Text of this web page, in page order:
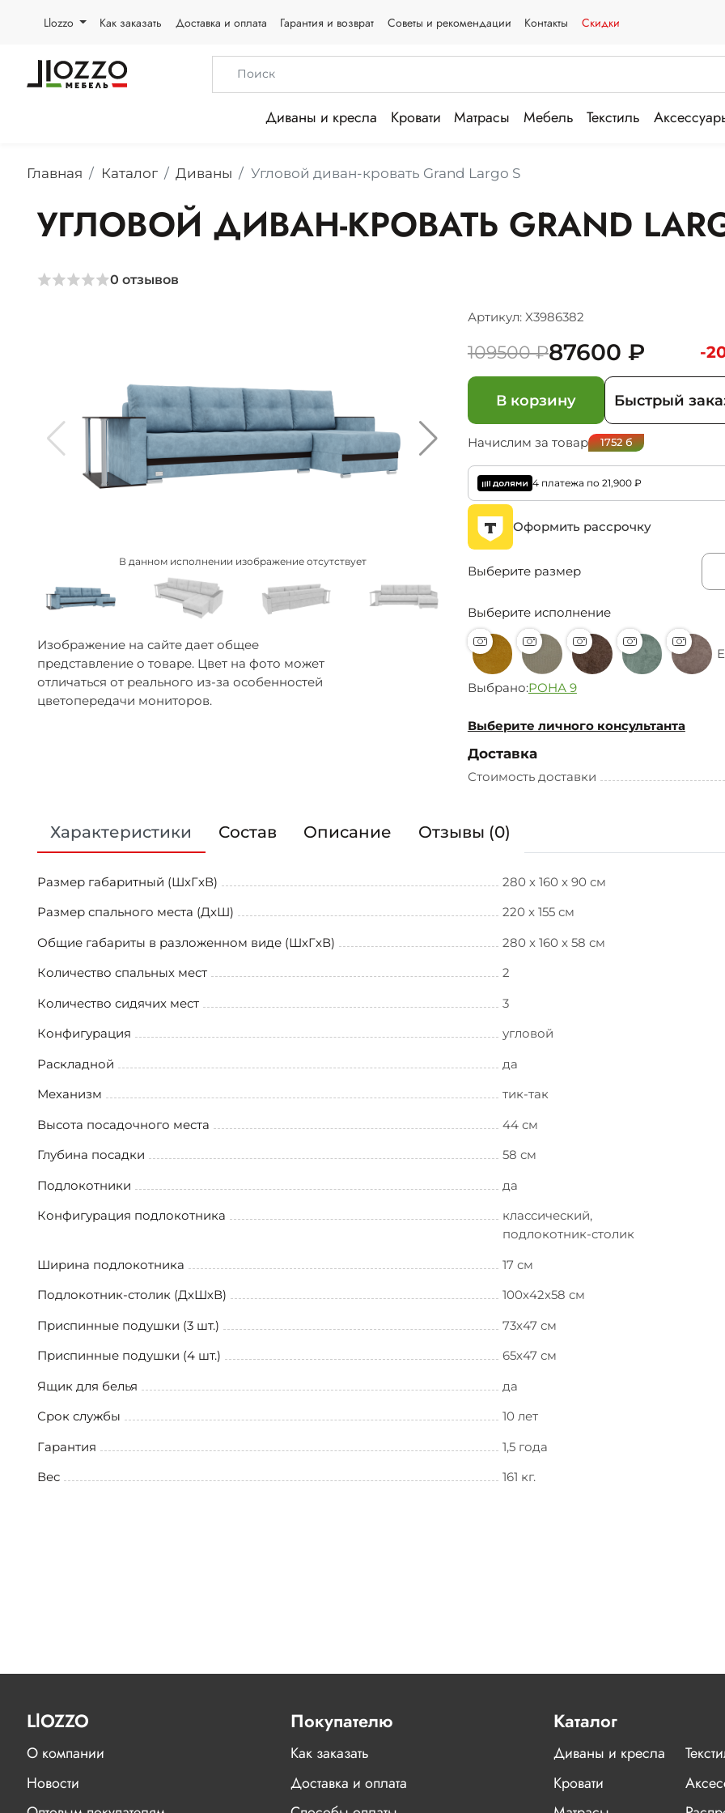
Llozzo Как заказать Доставка и оплата Гарантия и возврат Советы и рекомендации Контакты Скидки
Диваны и кресла Кровати Матрасы Мебель Текстиль
Главная Каталог Диваны Угловой диван-кровать Grand Largo S
УГЛОВОЙ ДИВАН-КРОВАТЬ GRAND
0 отзывов
В данном исполнении изображение отсутствует В данном исполнении
Изображение на сайте дает общее
представление о товаре. Цвет на фото может
отличаться от реального из-за особенностей
цветопередачи мониторов.
Артикул: X3986382
109500 ₽87600 ₽ -
В корзину Быстрый
Начислим за товар 1752б
4 платежа по 21,900₽
Оформить рассрочку
Выберите размер
Выберите исполнение
Выбрано:РОНА 9
Выберите личного консультанта
Доставка
Стоимость доставки
Характеристики Состав Описание Отзывы (0)
Размер габаритный (ШxГxВ) 280 х 160 х 90 см
Размер спального места (ДxШ) 220 x 155 см
Общие габариты в разложенном виде (ШxГxВ) 280 x 160 x 58 см
Количество спальных мест 2
Количество сидячих мест 3
Конфигурация угловой
Раскладной да
Механизм тик-так
Высота посадочного места 44 см
Глубина посадки 58 см
Подлокотники да
Конфигурация подлокотника
классический,
подлокотник-столик
Ширина подлокотника 17 см
Подлокотник-столик (ДхШхВ) 100х42х58 см
Приспинные подушки (3 шт.) 73х47 см
Приспинные подушки (4 шт.) 65х47 см
Ящик для белья да
Срок службы 10 лет
Гарантия 1,5 года
Вес 161 кг.
LlOZZO
О компании
Новости
Покупателю
Как заказать
Доставка и оплата
Каталог
Диваны и кресла
Кровати